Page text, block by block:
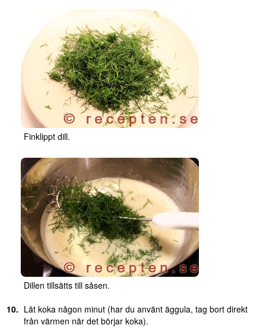
Finklippt dill.
Dillen tillsätts till såsen.
Låt koka någon minut (har du använt äggula, tag bort direkt
från värmen när det börjar koka).